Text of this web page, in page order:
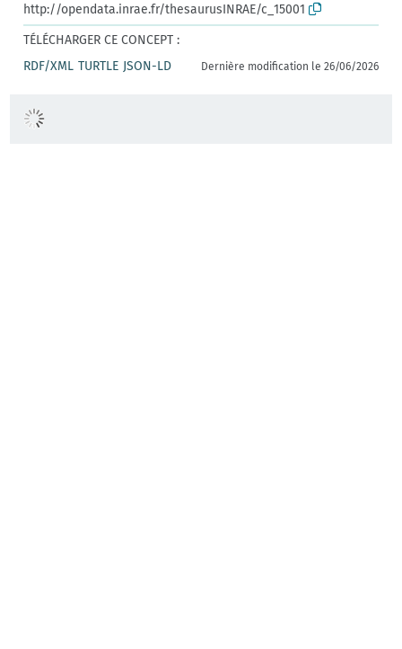
http://opendata.inrae.fr/thesaurusINRAE/c_15001
TÉLÉCHARGER CE CONCEPT :
RDF/XML TURTLE JSON-LD Dernière modification le 26/06/2026